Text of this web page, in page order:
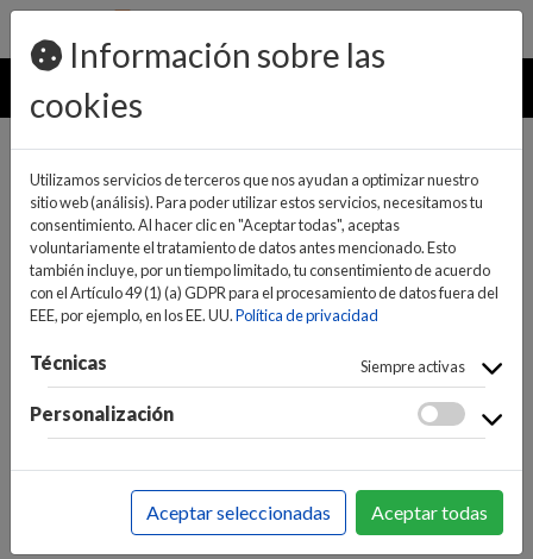
pedidos@ideaelectrodomesticos.com
924 047 836
MENU
INICIO>IMAGEN>REPRODUCTORES Y PROYECTORES
SINTONIZADOR TDT
Información sobre las
cookies
Utilizamos servicios de terceros que nos ayudan a optimizar nuestro
sitio web (análisis). Para poder utilizar estos servicios, necesitamos tu
consentimiento. Al hacer clic en "Aceptar todas", aceptas
voluntariamente el tratamiento de datos antes mencionado. Esto
también incluye, por un tiempo limitado, tu consentimiento de acuerdo
con el Artículo 49 (1) (a) GDPR para el procesamiento de datos fuera del
EEE, por ejemplo, en los EE. UU.Política de privacidad
Técnicas Siempre activas
Personalización
Aceptar seleccionadas Aceptar todas